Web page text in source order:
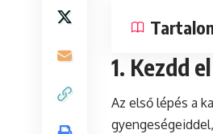
1. Kezdd
Az első lépés a